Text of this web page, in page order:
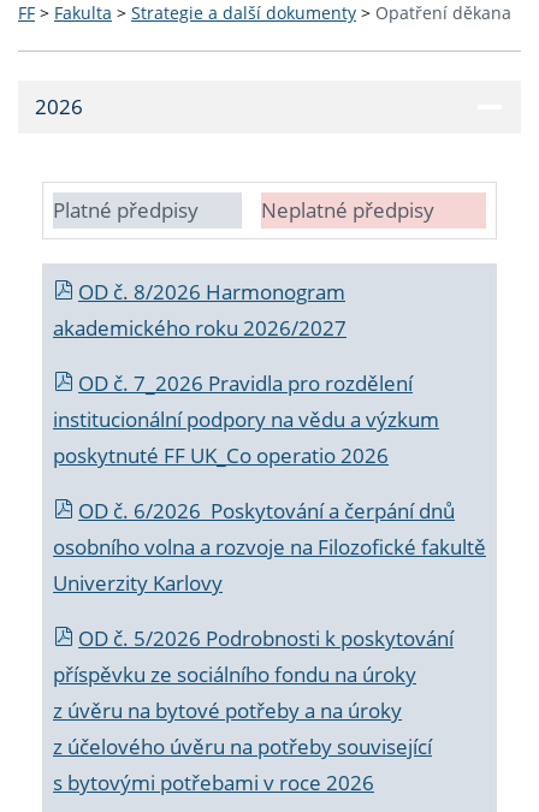
FF > Fakulta > Strategie a další dokumenty > Opatření děkana
2026
Platné předpisy Neplatné předpisy
OD č. 8/2026 Harmonogram
akademického roku 2026/2027
OD č. 7_2026 Pravidla pro rozdělení
institucionální podpory na vědu a výzkum
poskytnuté FF UK_Co operatio 2026
OD č. 6/2026 Poskytování a čerpání dnů
osobního volna a rozvoje na Filozofické fakultě
Univerzity Karlovy
OD č. 5/2026 Podrobnosti k poskytování
příspěvku ze sociálního fondu na úroky
z úvěru na bytové potřeby a na úroky
z účelového úvěru na potřeby související
s bytovými potřebami v roce 2026